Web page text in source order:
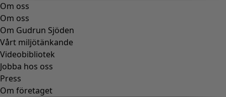
Om oss
Om oss
Om Gudrun Sjöden
Vårt miljötänkande
Videobibliotek
Jobba hos oss
Press
Om företaget